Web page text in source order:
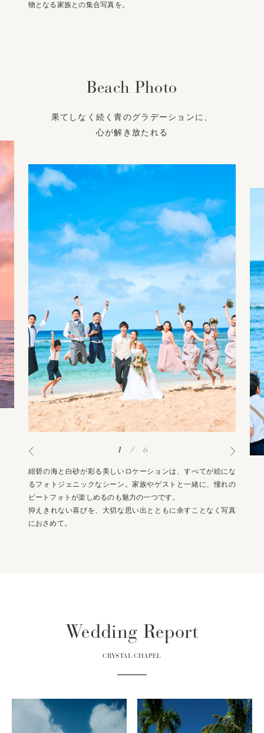
物となる家族との集合写真を。
Beach Photo
果てしなく続く青のグラデーションに、
心が解き放たれる
1 / 6
紺碧の海と白砂が彩る美しいロケーションは、すべてが絵にな
るフォトジェニックなシーン。家族やゲストと一緒に、憧れの
ビートフォトが楽しめるのも魅力の一つです。
抑えきれない喜びを、大切な思い出とともに余すことなく写真
におさめて。
Wedding Report
CRYSTAL CHAPEL